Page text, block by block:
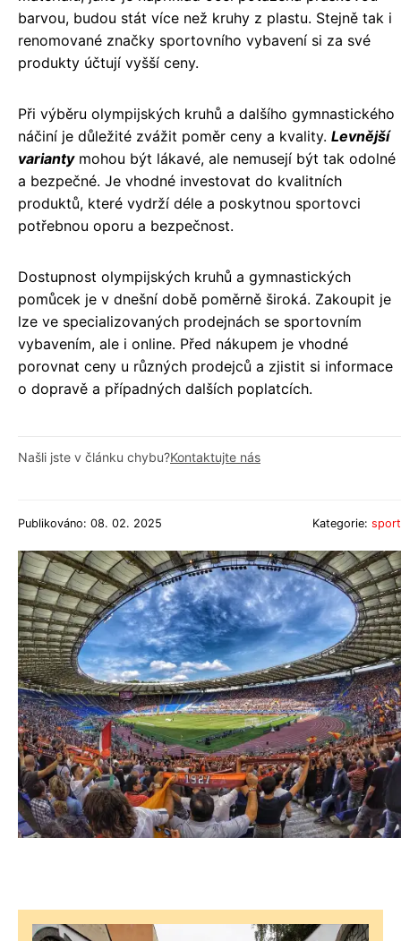
barvou, budou stát více než kruhy z plastu. Stejně tak i
renomované značky sportovního vybavení si za své
produkty účtují vyšší ceny.
Při výběru olympijských kruhů a dalšího gymnastického
náčiní je důležité zvážit poměr ceny a kvality. Levnější
variantymohou být lákavé, ale nemusejí být tak odolné
a bezpečné. Je vhodné investovat do kvalitních
produktů, které vydrží déle a poskytnou sportovci
potřebnou oporu a bezpečnost.
Dostupnost olympijských kruhů a gymnastických
pomůcek je v dnešní době poměrně široká. Zakoupit je
lze ve specializovaných prodejnách se sportovním
vybavením, ale i online. Před nákupem je vhodné
porovnat ceny u různých prodejců a zjistit si informace
o dopravě a případných dalších poplatcích.
Našli jste v článku chybu?Kontaktujte nás
Publikováno: 08. 02. 2025 Kategorie: sport